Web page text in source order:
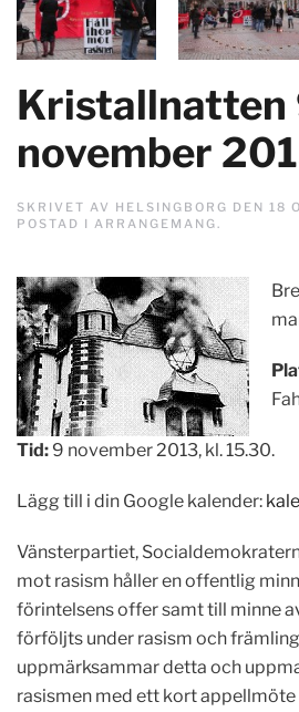
Kristallnatten
november
SKRIVET AV HELSINGBORG DEN 18
POSTAD I ARRANGEMANG .
Tid: 9 november 2013, kl. 15.30.
Lägg till i din Google kalender:
Vänsterpartiet,
mot rasism håller en offentlig
förintelsens offer samt till minne
förföljts under rasism och
uppmärksammar detta och
rasismen med ett kort